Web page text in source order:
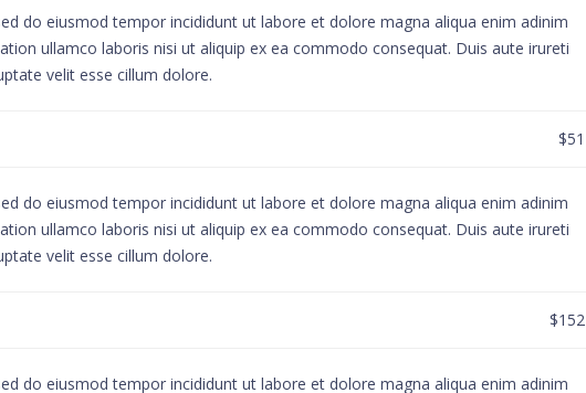
do eiusmod tempor incididunt ut labore et dolore magna aliqua enim adinim
ullamco laboris nisi ut aliquip ex ea commodo consequat. Duis aute irureti
velit esse cillum dolore.
$51
do eiusmod tempor incididunt ut labore et dolore magna aliqua enim adinim
ullamco laboris nisi ut aliquip ex ea commodo consequat. Duis aute irureti
velit esse cillum dolore.
$152
do eiusmod tempor incididunt ut labore et dolore magna aliqua enim adinim